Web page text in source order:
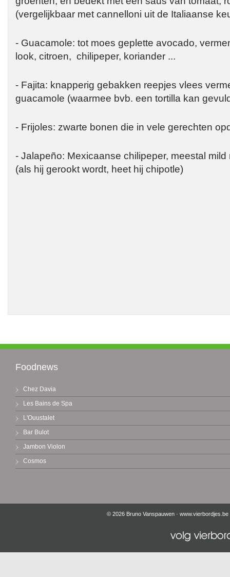
(vergelijkbaar met cannelloni uit de Italiaanse
- Guacamole: tot moes geplette avocado,
look, citroen, chilipeper, koriander ...
- Fajita: knapperig gebakken reepjes vlees
guacamole (waarmee bvb. een tortilla kan
- Frijoles: zwarte bonen die in vele gerechten
- Jalapeño: Mexicaanse chilipeper, meestal
(als hij gerookt wordt, heet hij chipotle)
Foodnews
Chez Davia
Les Bains de Spa
L'Ouustalet
Bar Bulot
Jambon Violon
Cosmos
© 2026 Bruno Vanspauwen · www.vierbordjes.be